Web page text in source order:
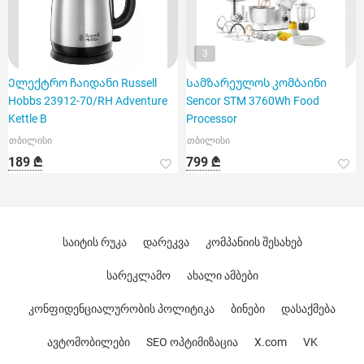
Ელექტრო ჩაიდანი Russell
Hobbs 23912-70/RH Adventure
Kettle B
თბილისი
189 ₾
3
Სამზარეულოს კომბაინი
Sencor STM 3760Wh Food
Processor
თბილისი
799 ₾
საიტის რუკა დარეკვა კომპანიის შესახებ
სარეკლამო ახალი ამბები
კონფიდენციალურობის პოლიტიკა ბინები დასაქმება
ავტომობილები SEO ოპტიმიზაცია X.com VK